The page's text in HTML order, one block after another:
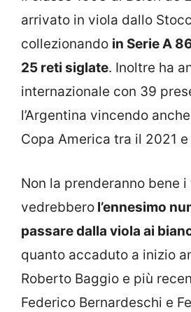
arrivato in viola dallo
collezionando in Serie A
25 reti siglate. Inoltre ha
internazionale con 39
l’Argentina vincendo
Copa America tra il 2021
Non la prenderanno bene
vedrebbero l’ennesimo
passare dalla viola ai
quanto accaduto a inizio
Roberto Baggio e più
Federico Bernardeschi e